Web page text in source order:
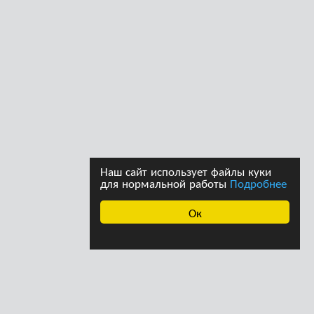
Ок
Наш сайт использует файлы куки
для нормальной работы Подробнее